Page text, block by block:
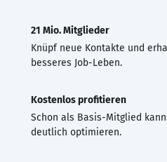
21 Mio. Mitglieder
Knüpf neue Kontakte und
besseres Job-Leben.
Kostenlos profitieren
Schon als Basis-Mitglied
deutlich optimieren.